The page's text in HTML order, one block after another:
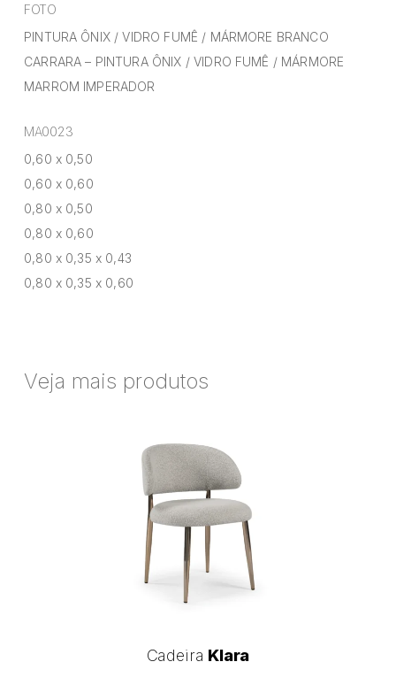
FOTO
PINTURA ÔNIX / VIDRO FUMÊ / MÁRMORE BRANCO
CARRARA – PINTURA ÔNIX / VIDRO FUMÊ / MÁRMORE
MARROM IMPERADOR
MA0023
0,60 x 0,50
0,60 x 0,60
0,80 x 0,50
0,80 x 0,60
0,80 x 0,35 x 0,43
0,80 x 0,35 x 0,60
Veja mais produtos
Klara
Cadeira Klara